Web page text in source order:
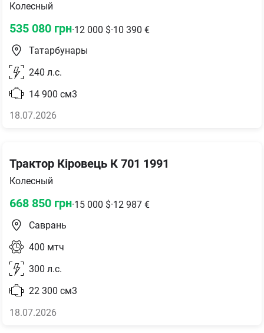
Колесный
535 080 грн·12 000 $·10 390 €
Татарбунары
240 л.с.
14 900 см3
18.07.2026
Трактор Кіровець К 701 1991
Колесный
668 850 грн·15 000 $·12 987 €
Саврань
400 мтч
300 л.с.
22 300 см3
18.07.2026